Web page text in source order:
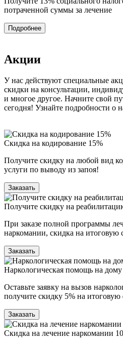
потраченной суммы за лечение
Подробнее
Акции
У нас действуют специальные
скидки на консультации,
и многое другое. Начните свой
сегодня! Узнайте подробности о
Скидка на кодирование 15%
Получите скидку на любой вид
услуги по выводу из запоя!
Заказать
Получите скидку на
При заказе полной программы
наркомании, скидка на итоговую
Заказать
Наркологическая помощь на
Оставьте заявку на вызов
получите скидку 5% на итоговую
Заказать
Скидка на лечение наркомании